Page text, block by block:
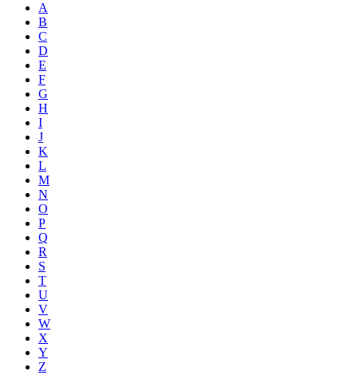
A
B
C
D
E
F
G
H
I
J
K
L
M
N
O
P
Q
R
S
T
U
V
W
X
Y
Z